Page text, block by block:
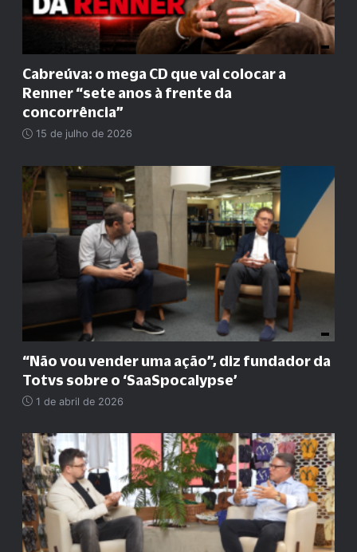
Cabreúva: o mega CD que vai colocar a
Renner“sete anos à frente da
concorrência”
15 de julho de 2026
“Não vou vender uma ação”, diz fundador da
Totvs sobre o ‘SaaSpocalypse’
1 de abril de 2026